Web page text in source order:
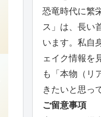
恐竜時代に繁
ス」は、長い
います。私自
ェイク情報を
も「本物（リ
きたいと思っ
ご留意事項